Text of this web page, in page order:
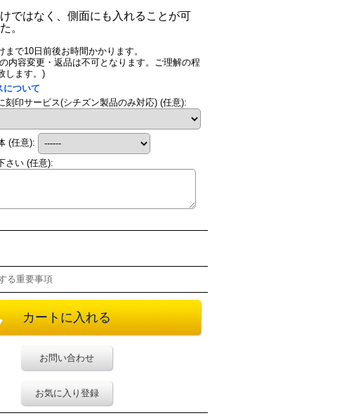
ではなく、側面にも入れることが可
。
で10日前後お時間かかります。
内容変更・返品は不可となります。ご理解の程
します。)
について
刻印サービス(シチズン製品のみ対応) (任意):
(任意):
さい (任意):
る重要事項
お問い合わせ
お気に入り登録